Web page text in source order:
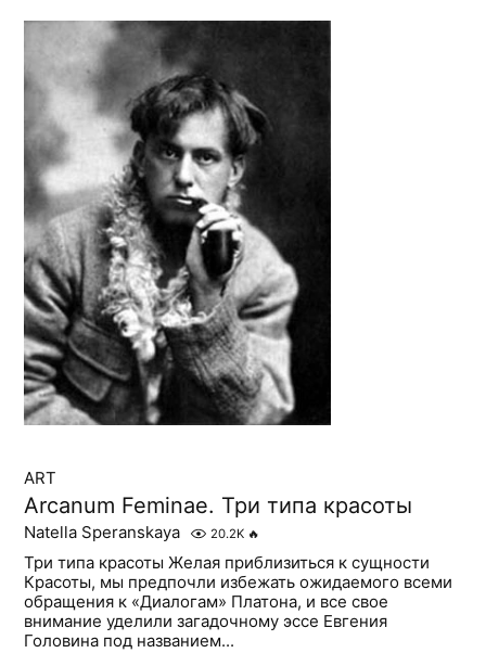
ART
Arcanum Feminae. Три типа красоты
Natella Speranskaya 20.2K 🔥
Три типа красоты Желая приблизиться к сущности
Красоты, мы предпочли избежать ожидаемого всеми
обращения к «Диалогам» Платона, и все свое
внимание уделили загадочному эссе Евгения
Головина под названием...